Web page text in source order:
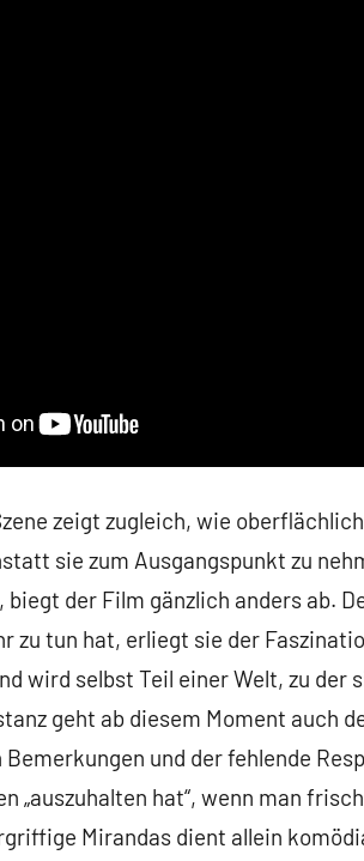
zeigt zugleich, wie oberflächlich
sie zum Ausgangspunkt zu
biegt der Film gänzlich anders ab.
zu tun hat, erliegt sie der
wird selbst Teil einer Welt, zu
geht ab diesem Moment auch
und der fehlende
„auszuhalten hat“, wenn man
Mirandas dient allein